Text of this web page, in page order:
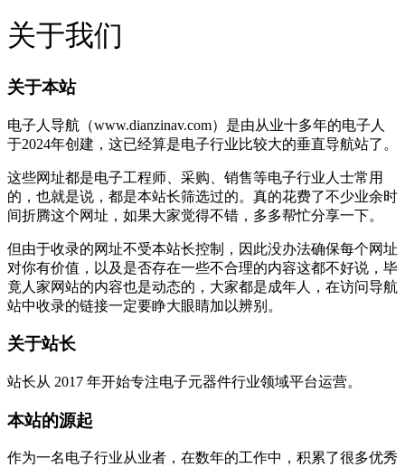
关于我们
关于本站
电子人导航（www.dianzinav.com）是由从业十多年的电子人
于2024年创建，这已经算是电子行业比较大的垂直导航站了。
这些网址都是电子工程师、采购、销售等电子行业人士常用
的，也就是说，都是本站长筛选过的。真的花费了不少业余时
间折腾这个网址，如果大家觉得不错，多多帮忙分享一下。
但由于收录的网址不受本站长控制，因此没办法确保每个网址
对你有价值，以及是否存在一些不合理的内容这都不好说，毕
竟人家网站的内容也是动态的，大家都是成年人，在访问导航
站中收录的链接一定要睁大眼睛加以辨别。
关于站长
站长从 2017 年开始专注电子元器件行业领域平台运营。
本站的源起
作为一名电子行业从业者，在数年的工作中，积累了很多优秀